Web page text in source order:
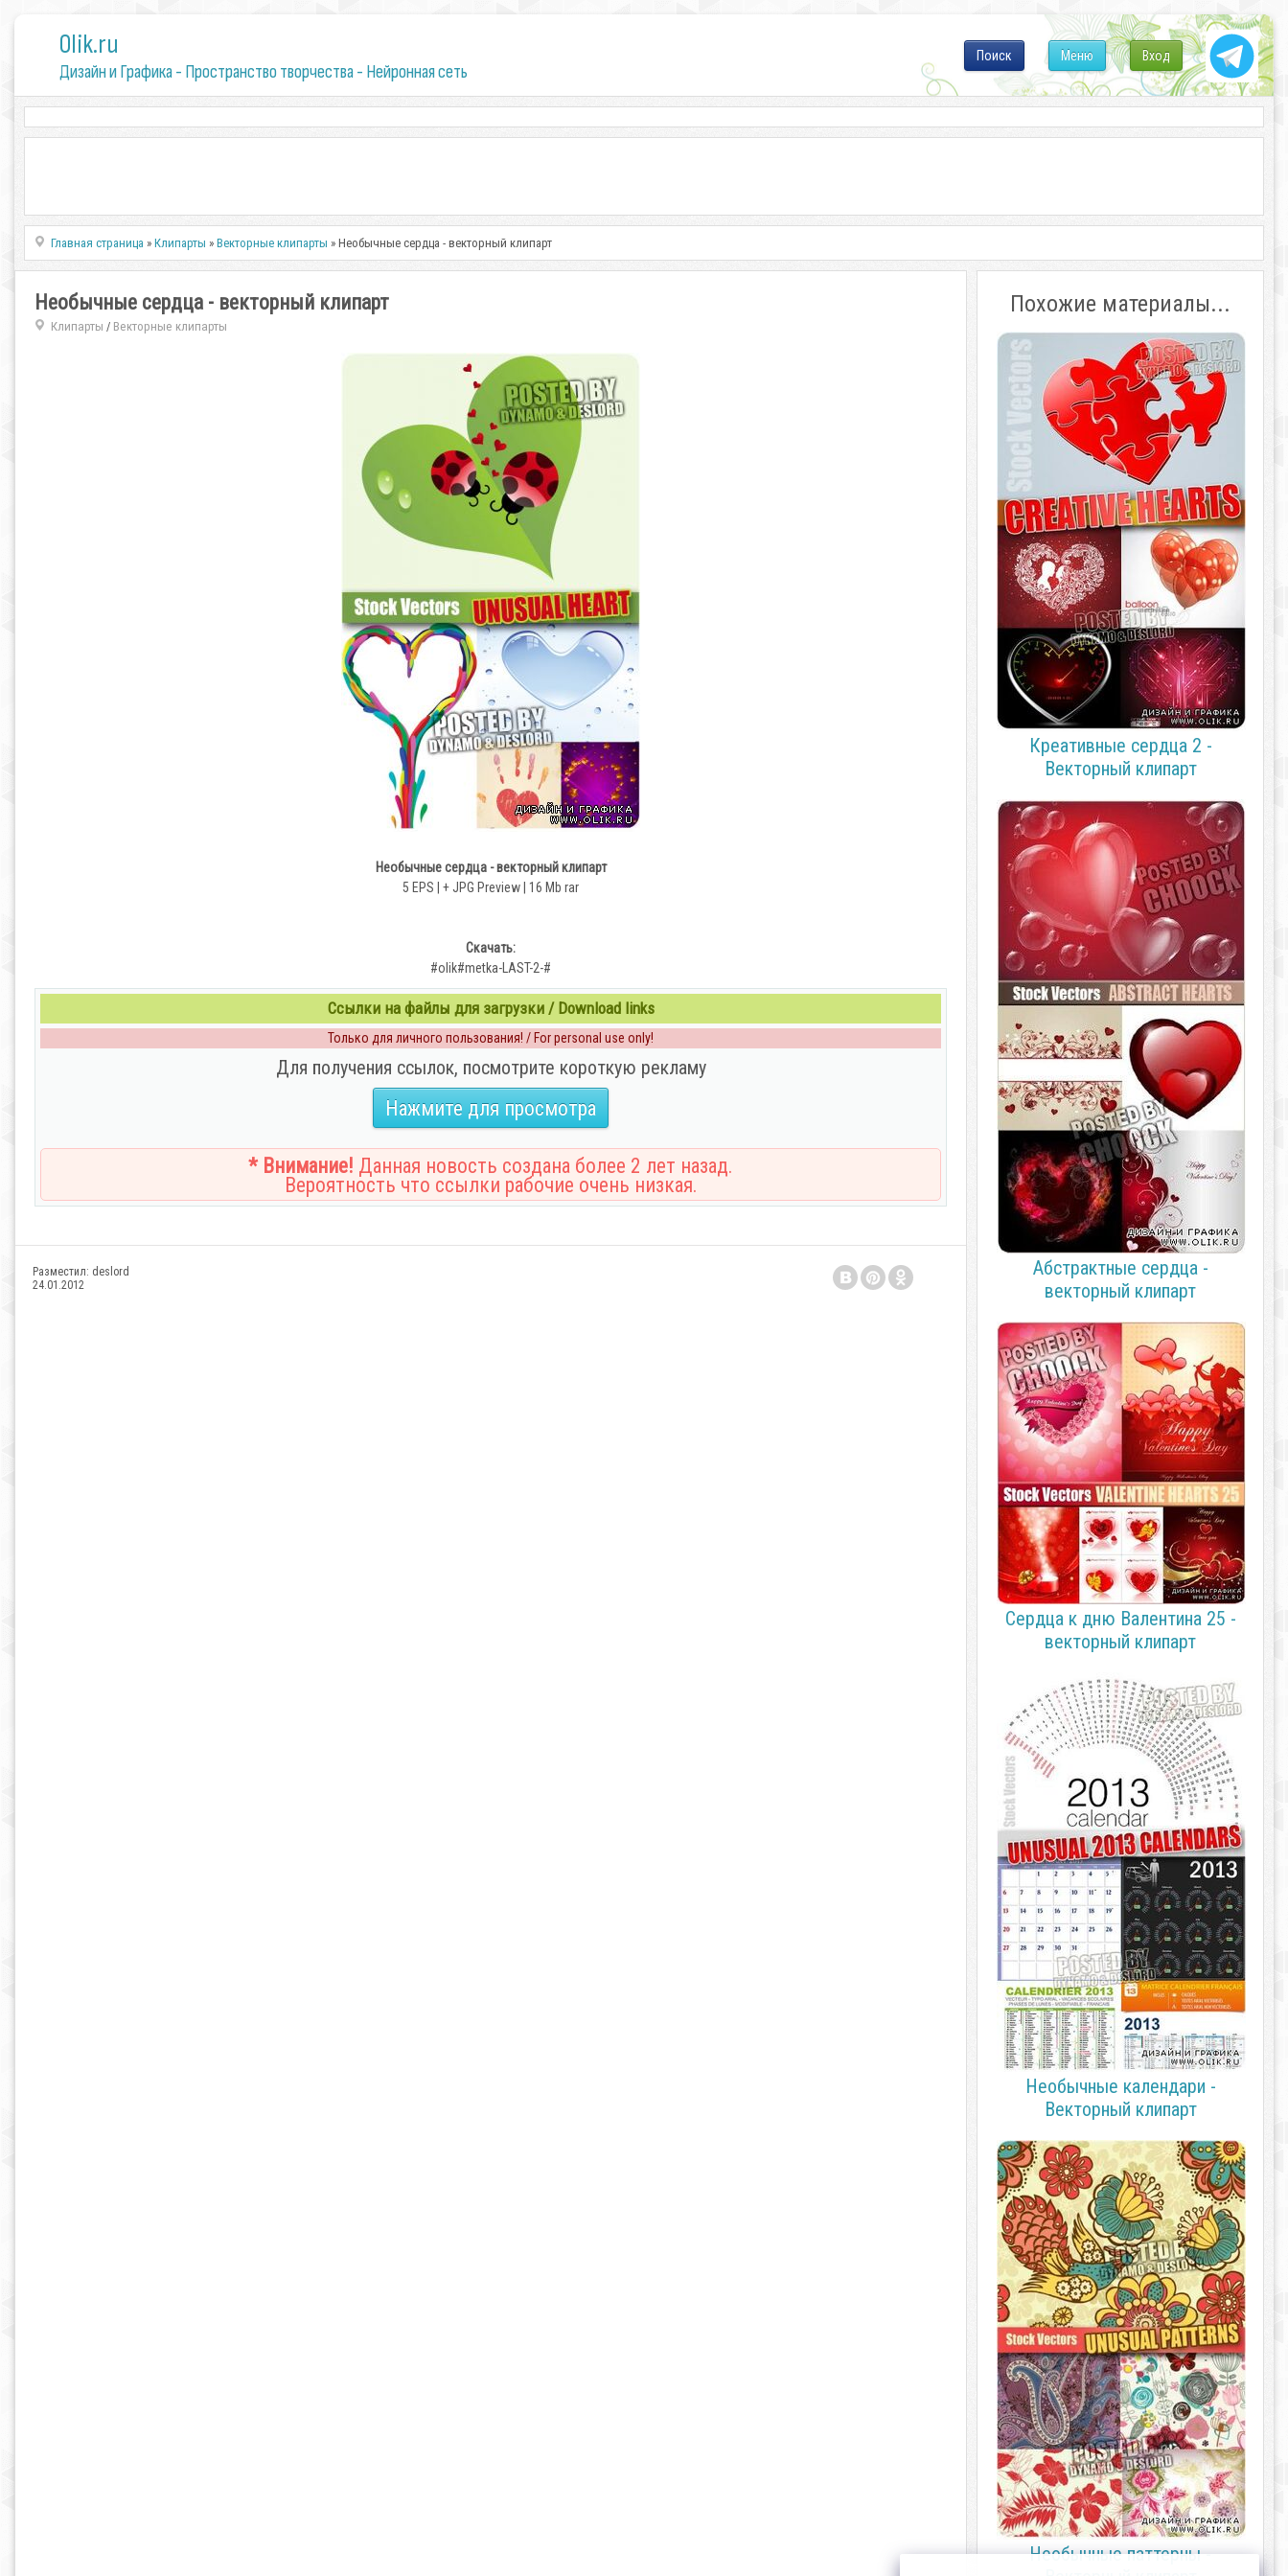
0lik.ru
Дизайн и Графика - Пространство творчества - Нейронная сеть
Вход
Меню
Поиск
Главная страница »Клипарты »Векторные клипарты » Необычные сердца - векторный клипарт
Необычные сердца - векторный клипарт
Клипарты / Векторные клипарты
Необычные сердца - векторный клипарт
5 EPS | + JPG Preview | 16 Mb rar
Скачать:
#olik#metka-LAST-2-#
Ссылки на файлы для загрузки / Download links
Только для личного пользования! / For personal use only!
Для получения ссылок, посмотрите короткую рекламу
Нажмите для просмотра
* Внимание! Данная новость создана более 2 лет назад.
Вероятность что ссылки рабочие очень низкая.
Разместил: deslord
24.01.2012
Похожие материалы...
Креативные сердца 2 -
Векторный клипарт
Абстрактные сердца -
векторный клипарт
Сердца к дню Валентина 25 -
векторный клипарт
Необычные календари -
Векторный клипарт
Необычные паттерны -